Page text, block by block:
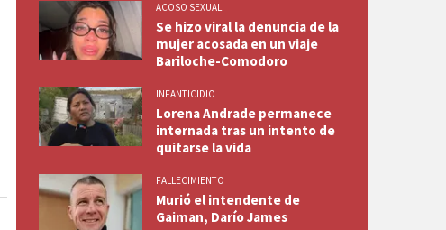
ACOSO SEXUAL
Se hizo viral la denuncia de la
mujer acosada en un viaje
Bariloche-Comodoro
INFANTICIDIO
Lorena Andrade permanece
internada tras un intento de
quitarse la vida
FALLECIMIENTO
Murió el intendente de
Gaiman, Darío James